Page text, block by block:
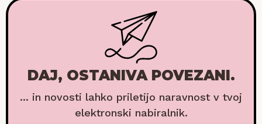
DAJ, OSTANIVA POVEZANI.
... in novosti lahko priletijo naravnost v tvoj
elektronski nabiralnik.